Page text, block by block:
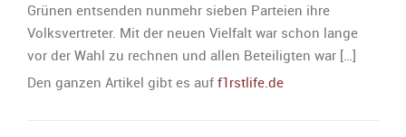
Grünen entsenden nunmehr sieben Parteien ihre
Volksvertreter. Mit der neuen Vielfalt war schon lange
vor der Wahl zu rechnen und allen Beteiligten war […]
Den ganzen Artikel gibt es auf f1rstlife.de